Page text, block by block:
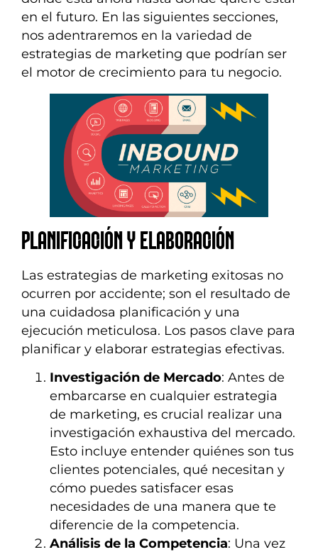
en el futuro. En las siguientes secciones,
nos adentraremos en la variedad de
estrategias de marketing que podrían ser
el motor de crecimiento para tu negocio.
PLANIFICACIÓN Y ELABORACIÓN
Las estrategias de marketing exitosas no
ocurren por accidente; son el resultado de
una cuidadosa planificación y una
ejecución meticulosa. Los pasos clave para
planificar y elaborar estrategias efectivas.
Investigación de Mercado: Antes de
embarcarse en cualquier estrategia
de marketing, es crucial realizar una
investigación exhaustiva del mercado.
Esto incluye entender quiénes son tus
clientes potenciales, qué necesitan y
cómo puedes satisfacer esas
necesidades de una manera que te
diferencie de la competencia.
Análisis de la Competencia: Una vez